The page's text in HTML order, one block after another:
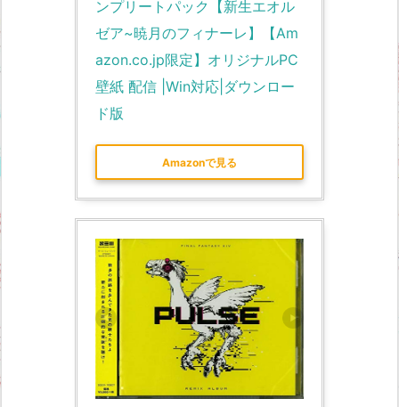
ンプリートパック【新生エオル
ゼア~暁月のフィナーレ】【Am
azon.co.jp限定】オリジナルPC
壁紙 配信 |Win対応|ダウンロー
ド版
Amazonで見る